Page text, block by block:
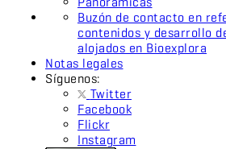
Buzón de contacto en
contenidos y desarrollo
alojados en Bioexplora
Notas legales
Síguenos:
Twitter
Facebook
Flickr
Instagram